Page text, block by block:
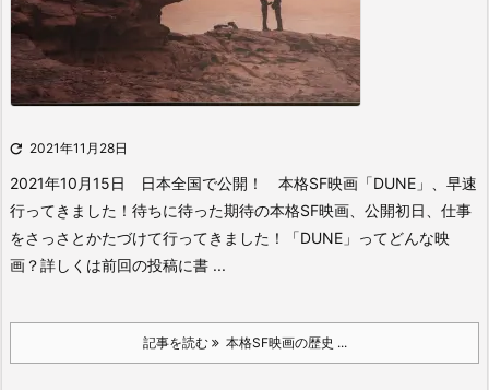
 2021年11月28日
2021年10月15日 日本全国で公開！ 本格SF映画「DUNE」、早速
行ってきました！ 待ちに待った期待の本格SF映画、公開初日、仕事
をさっさとかたづけて行ってきました！
「DUNE」ってどんな映
画？詳しくは前回の投稿に書 ...
記事を読む 本格SF映画の歴史 ...